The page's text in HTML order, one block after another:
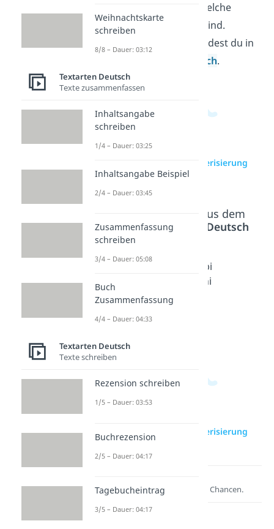
auf andere wirkt und welche
Eigenschaften wichtig sind.
Weitere Videos dazu findest du in
Deutschbereich.
zur Videoseite: Charakterisierung
schreiben
Beliebte Inhalte aus dem
BereichTextarten Deutsch
Charakt
erisieru
ng -
Dauer:
ation
04:37
Rollenbi
ographi
zur Videoseite: Charakterisierung
schreiben
Entdecke hier deine Chancen.
Weihnachtskarte
schreiben
8/8 – Dauer: 03:12
Textarten Deutsch
Texte zusammenfassen
Inhaltsangabe
schreiben
1/4 – Dauer: 03:25
Inhaltsangabe Beispiel
2/4 – Dauer: 03:45
Zusammenfassung
schreiben
3/4 – Dauer: 05:08
Buch
Zusammenfassung
4/4 – Dauer: 04:33
Textarten Deutsch
Texte schreiben
Rezension schreiben
1/5 – Dauer: 03:53
Buchrezension
2/5 – Dauer: 04:17
Tagebucheintrag
3/5 – Dauer: 04:17